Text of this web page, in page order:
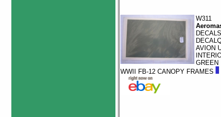
W311
DECALS
AVION
GREEN
WWII FB-12 CANOPY FRAMES